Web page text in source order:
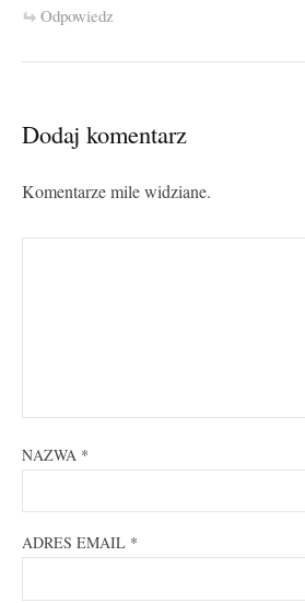
Odpowiedz
Dodaj komentarz
Komentarze mile widziane.
NAZWA *
ADRES EMAIL *